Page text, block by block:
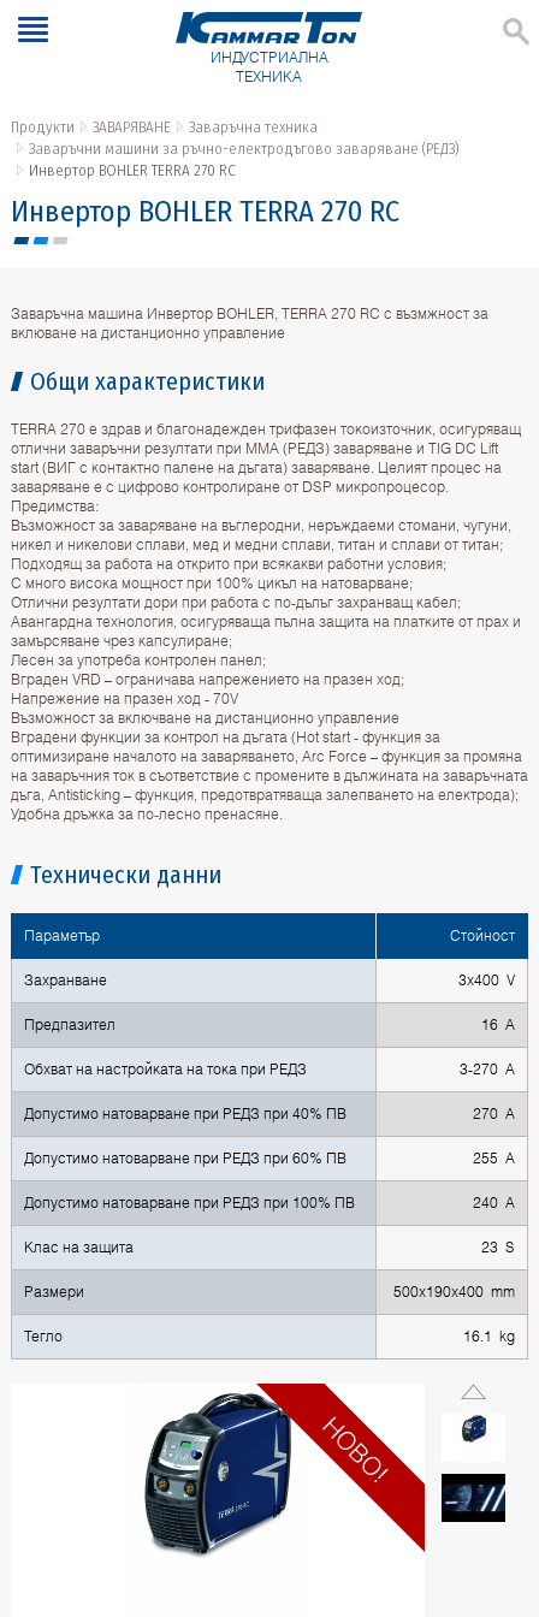
ИНДУСТРИАЛНА
ТЕХНИКА
Продукти ЗАВАРЯВАНЕ
Заваръчна техника
Заваръчни машини за ръчно-електродъгово заваряване (РЕДЗ)
Инвертор BOHLER TERRA 270 RC
Инвертор BOHLER TERRA 270 RC
Заваръчна машина Инвертор BOHLER, TERRA 270 RC с възмжност за
вклюване на дистанционно управление
Общи характеристики
TERRA 270 е здрав и благонадежден трифазен токоизточник, осигуряващ
отлични заваръчни резултати при MMA (РЕДЗ) заваряване и TIG DC Lift
start (ВИГ с контактно палене на дъгата) заваряване. Целият процес на
заваряване е с цифрово контролиране от DSP микропроцесор.
Предимства:
Възможност за заваряване на въглеродни, неръждаеми стомани, чугуни,
никел и никелови сплави, мед и медни сплави, титан и сплави от титан;
Подходящ за работа на открито при всякакви работни условия;
С много висока мощност при 100% цикъл на натоварване;
Отлични резултати дори при работа с по-дълъг захранващ кабел;
Авангардна технология, осигуряваща пълна защита на платките от прах и
замърсяване чрез капсулиране;
Лесен за употреба контролен панел;
Вграден VRD – ограничава напрежението на празен ход;
Напрежение на празен ход - 70V
Възможност за включване на дистанционно управление
Вградени функции за контрол на дъгата (Hot start - функция за
оптимизиране началото на заваряването, Arc Force – функция за промяна
на заваръчния ток в съответствие с промените в дължината на заваръчната
дъга, Antisticking – функция, предотвратяваща залепването на електрода);
Удобна дръжка за по-лесно пренасяне.
Технически данни
Параметър Стойност
Захранване 3х400 V
Предпазител 16 A
Обхват на настройката на тока при РЕДЗ 3-270 A
Допустимо натоварване при РЕДЗ при 40% ПВ 270 A
Допустимо натоварване при РЕДЗ при 60% ПВ 255 A
Допустимо натоварване при РЕДЗ при 100% ПВ 240 A
Клас на защита 23 S
Размери 500х190х400 mm
Тегло 16.1 kg